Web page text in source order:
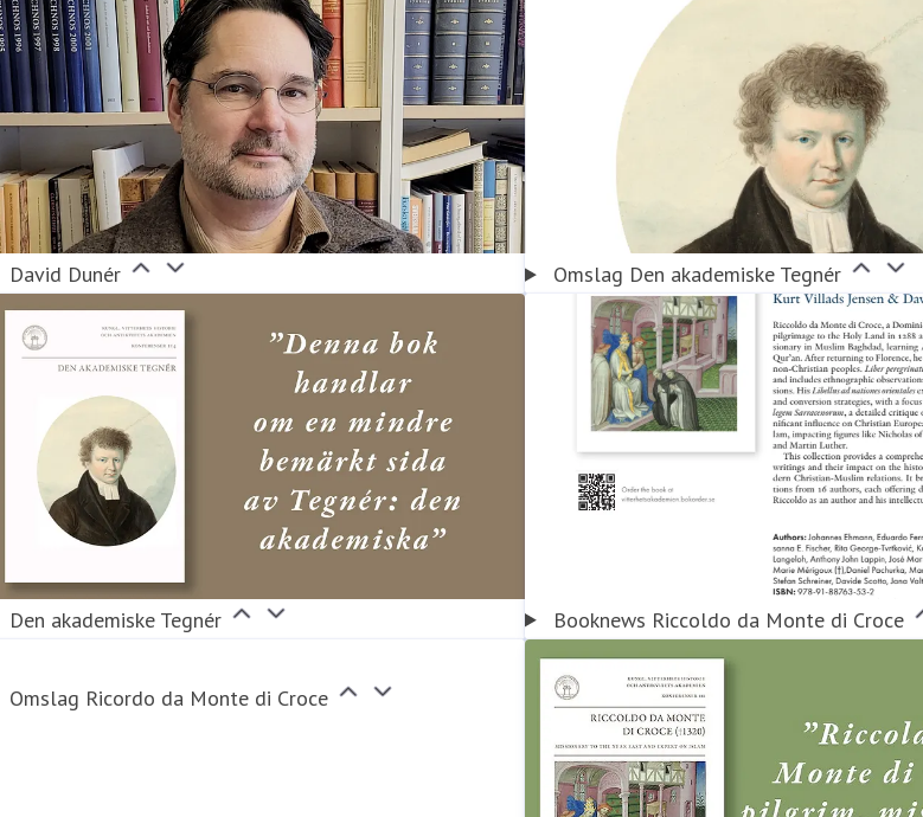
David Dunér Omslag Den akademiske Tegnér
Den akademiske Tegnér Booknews Riccoldo da Monte di Croce
Omslag Ricordo da Monte di Croce